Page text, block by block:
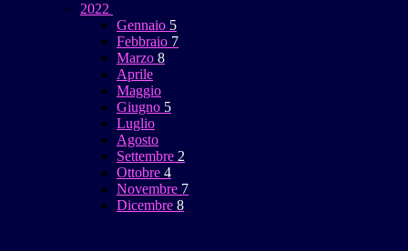
2022
Gennaio 5
Febbraio 7
Marzo 8
Aprile
Maggio
Giugno 5
Luglio
Agosto
Settembre 2
Ottobre 4
Novembre 7
Dicembre 8